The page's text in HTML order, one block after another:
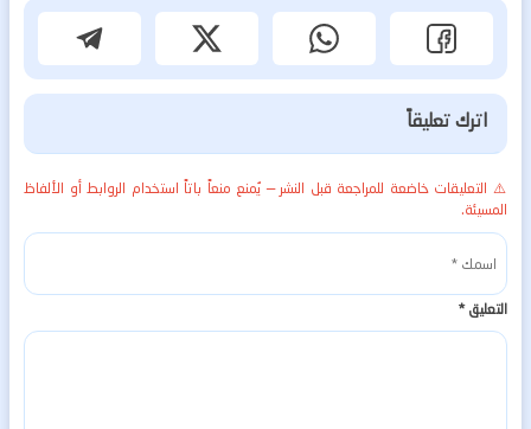
اترك تعليقاً
⚠️ التعليقات خاضعة للمراجعة قبل النشر — يُمنع منعاً باتاً استخدام الروابط أو الألفاظ
المسيئة.
التعليق*